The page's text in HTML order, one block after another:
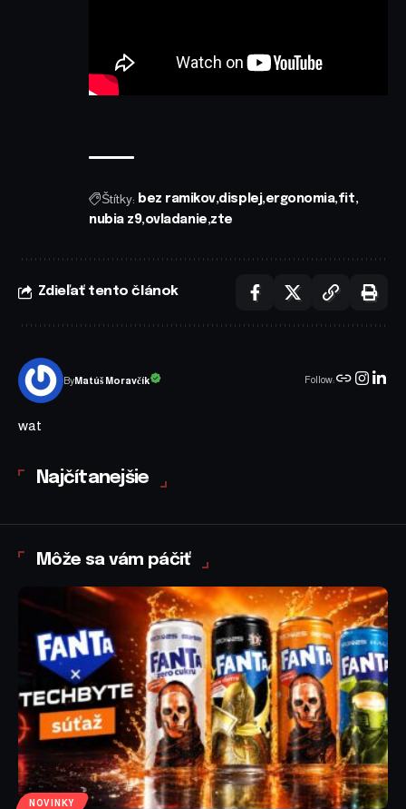
Štítky: bez ramikov displej ergonomia fit
nubia z9 ovladanie zte
Zdieľať tento článok
ByMatúš Moravčík Follow:
wat
Najčítanejšie
Môže sa vám páčiť
NOVINKY